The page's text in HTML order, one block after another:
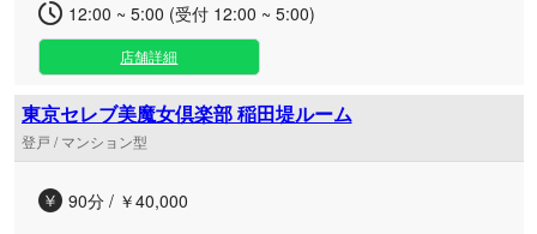
12:00 ~ 5:00 (受付 12:00 ~ 5:00)
店舗詳細
東京セレブ美魔女倶楽部 稲田堤ルーム
登戸 / マンション型
90分 / ￥40,000